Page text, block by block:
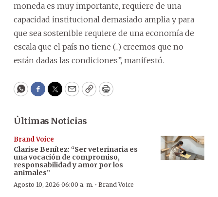
moneda es muy importante, requiere de una
capacidad institucional demasiado amplia y para
que sea sostenible requiere de una economía de
escala que el país no tiene (...) creemos que no
están dadas las condiciones”, manifestó.
WhatsApp
Facebook
Twitter
EmailCopyPrint
Últimas Noticias
Brand Voice
Clarise Benítez: “Ser veterinaria es
una vocación de compromiso,
responsabilidad y amor por los
animales”
Agosto 10, 2026 06:00 a. m. · Brand Voice